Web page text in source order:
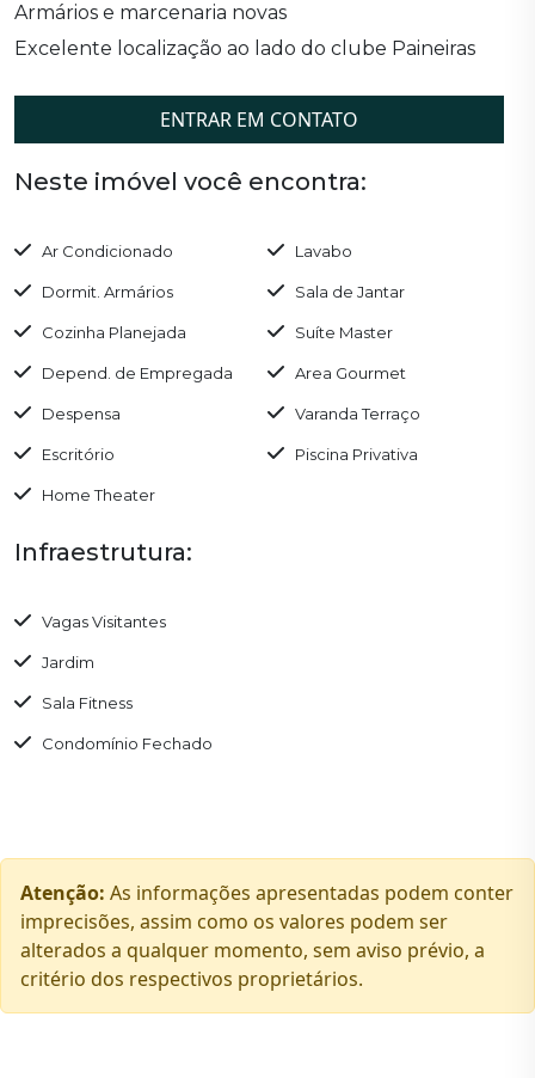
Armários e marcenaria novas
Excelente localização ao lado do clube Paineiras
ENTRAR EM CONTATO
Neste imóvel você encontra:
Ar Condicionado
Dormit. Armários
Cozinha Planejada
Depend. de Empregada
Despensa
Escritório
Home Theater
Lavabo
Sala de Jantar
Suíte Master
Area Gourmet
Varanda Terraço
Piscina Privativa
Infraestrutura:
Vagas Visitantes
Jardim
Sala Fitness
Condomínio Fechado
Atenção: As informações apresentadas podem conter
imprecisões, assim como os valores podem ser
alterados a qualquer momento, sem aviso prévio, a
critério dos respectivos proprietários.